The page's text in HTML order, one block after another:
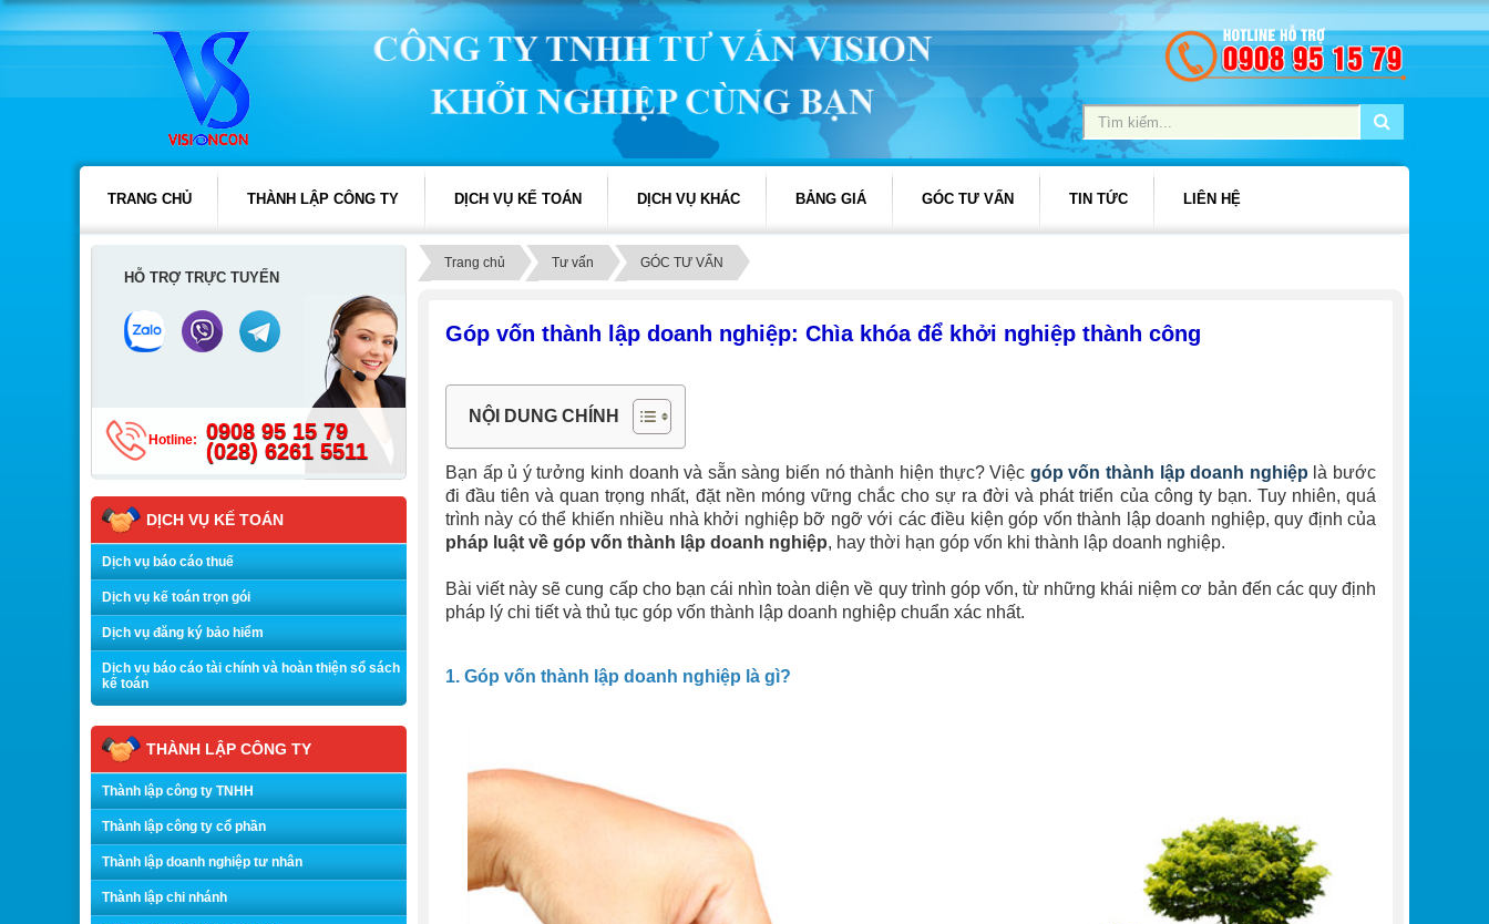
TRANG CHỦ THÀNH LẬP CÔNG TY DỊCH VỤ KẾ TOÁN DỊCH VỤ KHÁC BẢNG GIÁ GÓC TƯ VẤN TIN TỨC LIÊN HỆ
Trang chủ Tư vấn GÓC TƯ VẤN
Góp vốn thành lập doanh nghiệp: Chìa khóa để khởi nghiệp thành công
NỘI DUNG CHÍNH
Bạn ấp ủ ý tưởng kinh doanh và sẵn sàng biến nó thành hiện thực? Việc góp vốn thành lập doanh nghiệp là bước
đi đầu tiên và quan trọng nhất, đặt nền móng vững chắc cho sự ra đời và phát triển của công ty bạn. Tuy nhiên, quá
trình này có thể khiến nhiều nhà khởi nghiệp bỡ ngỡ với các điều kiện góp vốn thành lập doanh nghiệp, quy định của
pháp luật về góp vốn thành lập doanh nghiệp, hay thời hạn góp vốn khi thành lập doanh nghiệp.
Bài viết này sẽ cung cấp cho bạn cái nhìn toàn diện về quy trình góp vốn, từ những khái niệm cơ bản đến các quy định
pháp lý chi tiết và thủ tục góp vốn thành lập doanh nghiệp chuẩn xác nhất.
1. Góp vốn thành lập doanh nghiệp là gì?
HỖ TRỢ TRỰC TUYẾN
Hotline:
0908 95 15 79
(028) 6261 5511
DỊCH VỤ KẾ TOÁN
Dịch vụ báo cáo thuế
Dịch vụ kế toán trọn gói
Dịch vụ đăng ký bảo hiểm
Dịch vụ báo cáo tài chính và hoàn thiện sổ sách
kế toán
THÀNH LẬP CÔNG TY
Thành lập công ty TNHH
Thành lập công ty cổ phần
Thành lập doanh nghiệp tư nhân
Thành lập chi nhánh